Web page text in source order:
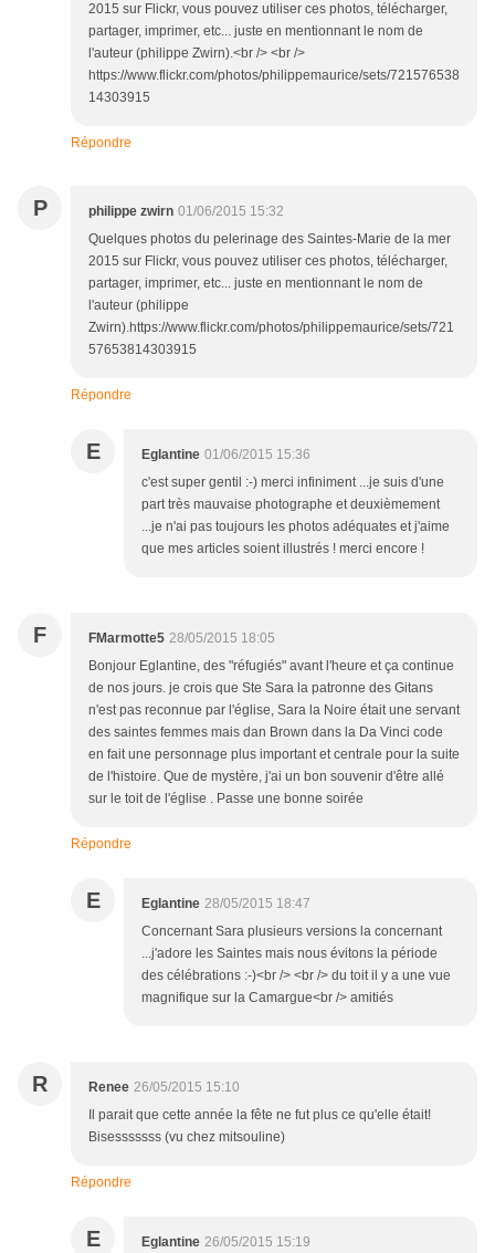
2015 sur Flickr, vous pouvez utiliser ces photos, télécharger,
partager, imprimer, etc... juste en mentionnant le nom de
l'auteur (philippe Zwirn).<br /> <br />
https://www.flickr.com/photos/philippemaurice/sets/721576538
14303915
Répondre
P philippe zwirn 01/06/2015 15:32
Quelques photos du pelerinage des Saintes-Marie de la mer
2015 sur Flickr, vous pouvez utiliser ces photos, télécharger,
partager, imprimer, etc... juste en mentionnant le nom de
l'auteur (philippe
Zwirn).https://www.flickr.com/photos/philippemaurice/sets/721
57653814303915
Répondre
E Eglantine 01/06/2015 15:36
c'est super gentil :-) merci infiniment ...je suis d'une
part très mauvaise photographe et deuxièmement
...je n'ai pas toujours les photos adéquates et j'aime
que mes articles soient illustrés ! merci encore !
F FMarmotte5 28/05/2015 18:05
Bonjour Eglantine, des "réfugiés" avant l'heure et ça continue
de nos jours. je crois que Ste Sara la patronne des Gitans
n'est pas reconnue par l'église, Sara la Noire était une servant
des saintes femmes mais dan Brown dans la Da Vinci code
en fait une personnage plus important et centrale pour la suite
de l'histoire. Que de mystère, j'ai un bon souvenir d'être allé
sur le toit de l'église . Passe une bonne soirée
Répondre
E Eglantine 28/05/2015 18:47
Concernant Sara plusieurs versions la concernant
...j'adore les Saintes mais nous évitons la période
des célébrations :-)<br /> <br /> du toit il y a une vue
magnifique sur la Camargue<br /> amitiés
R Renee 26/05/2015 15:10
Il parait que cette année la fête ne fut plus ce qu'elle était!
Bisesssssss (vu chez mitsouline)
Répondre
E Eglantine 26/05/2015 15:19